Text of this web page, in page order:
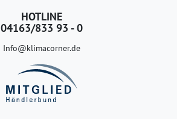
HOTLINE
04163/833 93 - 0
Info@klimacorner.de